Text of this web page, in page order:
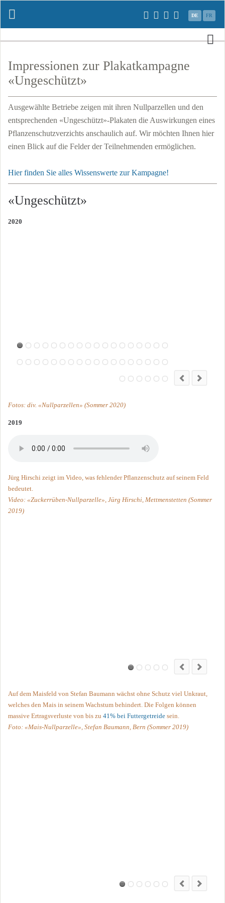
DE FR
Impressionen zur Plakatkampagne
«Ungeschützt»
Ausgewählte Betriebe zeigen mit ihren Nullparzellen und den
entsprechenden «Ungeschützt»-Plakaten die Auswirkungen eines
Pflanzenschutzverzichts anschaulich auf. Wir möchten Ihnen hier
einen Blick auf die Felder der Teilnehmenden ermöglichen.
Hier finden Sie alles Wissenswerte zur Kampagne!
«Ungeschützt»
2020
Fotos: div. «Nullparzellen» (Sommer 2020)
2019
Jürg Hirschi zeigt im Video, was fehlender Pflanzenschutz auf seinem Feld
bedeutet.
Video: «Zuckerrüben-Nullparzelle», Jürg Hirschi, Mettmenstetten (Sommer
2019)
Auf dem Maisfeld von Stefan Baumann wächst ohne Schutz viel Unkraut,
welches den Mais in seinem Wachstum behindert. Die Folgen können
massive Ertragsverluste von bis zu 41% bei Futtergetreide sein.
Foto: «Mais-Nullparzelle», Stefan Baumann, Bern (Sommer 2019)